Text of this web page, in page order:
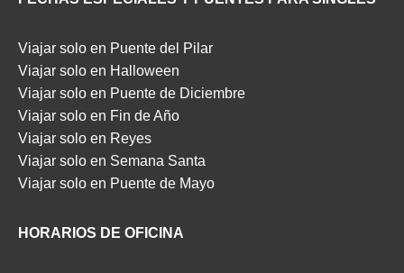
Viajar solo en Puente del Pilar
Viajar solo en Halloween
Viajar solo en Puente de Diciembre
Viajar solo en Fin de Año
Viajar solo en Reyes
Viajar solo en Semana Santa
Viajar solo en Puente de Mayo
HORARIOS DE OFICINA